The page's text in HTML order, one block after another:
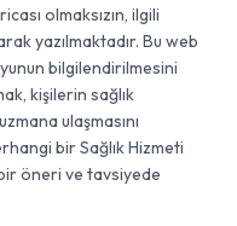
olmaksızın, ilgili
yazılmaktadır. Bu web
bilgilendirilmesini
kişilerin sağlık
ulaşmasını
bir Sağlık Hizmeti
öneri ve tavsiyede